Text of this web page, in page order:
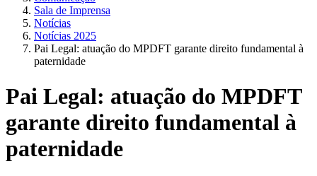
Sala de Imprensa
Notícias
Notícias 2025
Pai Legal: atuação do MPDFT garante direito fundamental à
paternidade
Pai Legal: atuação do MPDFT
garante direito fundamental à
paternidade